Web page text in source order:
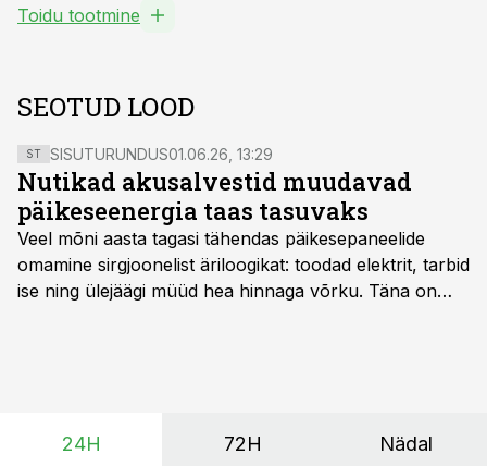
Toidu tootmine
SEOTUD LOOD
ST SISUTURUNDUS01.06.26, 13:29
Nutikad akusalvestid muudavad
päikeseenergia taas tasuvaks
Veel mõni aasta tagasi tähendas päikesepaneelide
omamine sirgjoonelist äriloogikat: toodad elektrit, tarbid
ise ning ülejäägi müüd hea hinnaga võrku. Täna on
põllumajandusettevõtete jaoks üheks olulisemaks
24H 72H Nädal